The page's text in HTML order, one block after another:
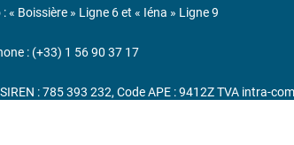
« Boissière » Ligne 6 et « Iéna » Ligne 9
: (+33) 1 56 90 37 17
SIREN : 785 393 232, Code APE : 9412Z TVA intra-